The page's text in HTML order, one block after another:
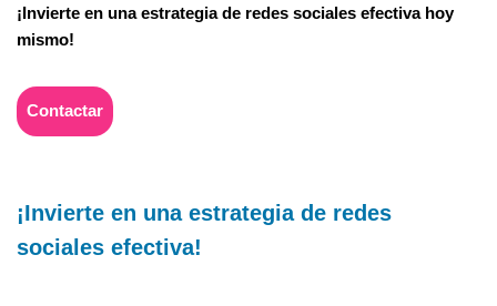
¡Invierte en una estrategia de redes sociales efectiva hoy
mismo!
Contactar
¡Invierte en una estrategia de redes
sociales efectiva!